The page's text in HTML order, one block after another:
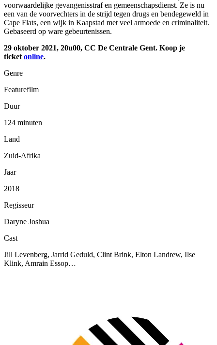
voorwaardelijke gevangenisstraf en gemeenschapsdienst. Ze is nu
een van de voorvechters in de strijd tegen drugs en bendegeweld in
Cape Flats, een wijk in Kaapstad met veel armoede en criminaliteit.
Gebaseerd op ware gebeurtenissen.
29 oktober 2021, 20u00, CC De Centrale Gent. Koop je
ticketonline.
Genre
Featurefilm
Duur
124 minuten
Land
Zuid-Afrika
Jaar
2018
Regisseur
Daryne Joshua
Cast
Jill Levenberg, Jarrid Geduld, Clint Brink, Elton Landrew, Ilse
Klink, Amrain Essop…